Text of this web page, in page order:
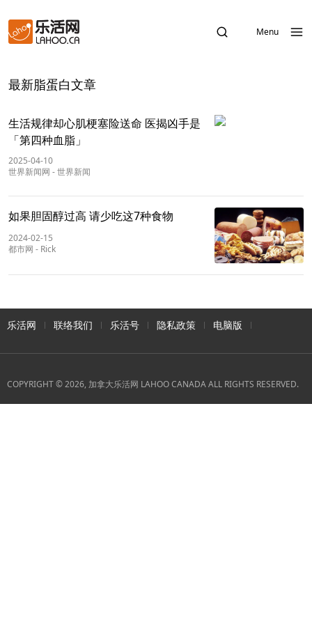
Menu
最新脂蛋白文章
生活规律却心肌梗塞险送命 医揭凶手是
「第四种血脂」
2025-04-10
世界新闻网 -世界新闻
如果胆固醇过高 请少吃这7种食物
2024-02-15
都市网 - Rick
乐活网 联络我们 乐活号 隐私政策 电脑版
COPYRIGHT © 2026, 加拿大乐活网 LAHOO CANADA ALL RIGHTS RESERVED.